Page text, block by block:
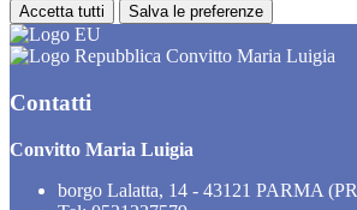
Accetta tutti Salva le preferenze
Convitto Maria Luigia
Contatti
Convitto Maria Luigia
borgo Lalatta, 14 - 43121 PARMA